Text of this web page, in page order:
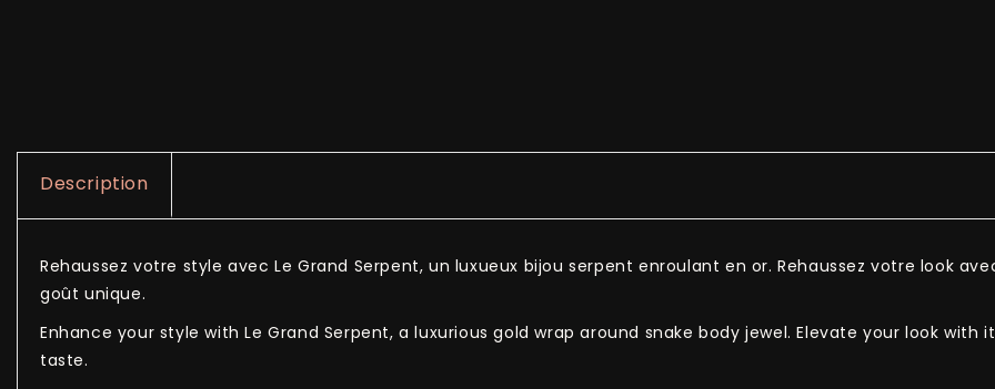
Description
Rehaussez votre style avec Le Grand Serpent, un luxueux bijou serpent enroulant en or. Rehaussez votre look
goût unique.
Enhance your style with Le Grand Serpent, a luxurious gold wrap around snake body jewel. Elevate your look
taste.